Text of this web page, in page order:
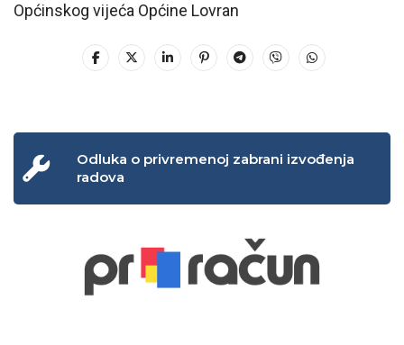
Općinskog vijeća Općine Lovran
Odluka o privremenoj zabrani izvođenja
radova